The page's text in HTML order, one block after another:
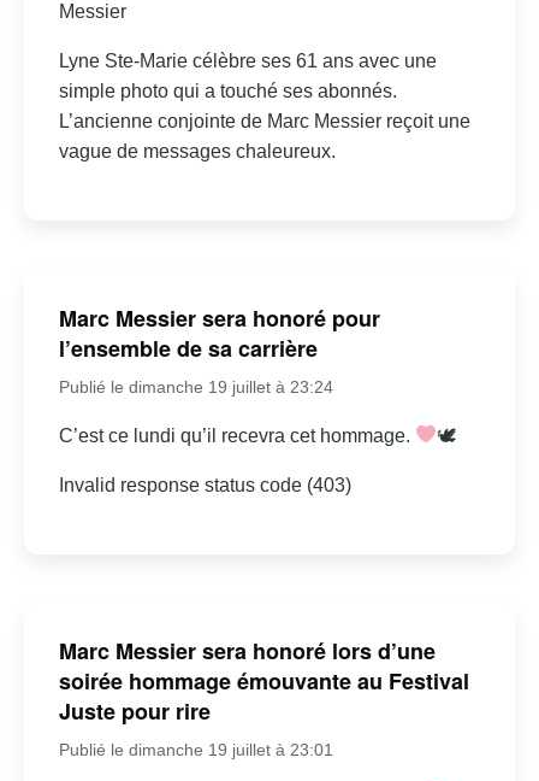
Messier
Lyne Ste-Marie célèbre ses 61 ans avec une
simple photo qui a touché ses abonnés.
L’ancienne conjointe de Marc Messier reçoit une
vague de messages chaleureux.
Marc Messier sera honoré pour
l’ensemble de sa carrière
Publié le dimanche 19 juillet à 23:24
C’est ce lundi qu’il recevra cet hommage. 🕊
Invalid response status code (403)
Marc Messier sera honoré lors d’une
soirée hommage émouvante au Festival
Juste pour rire
Publié le dimanche 19 juillet à 23:01